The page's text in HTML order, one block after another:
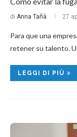
di Anna Tañà 27
Para que una
retener su talento.
LEGGI DI PIÙ